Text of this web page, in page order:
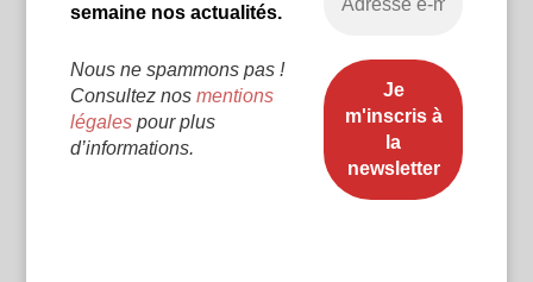
semaine nos actualités.
Nous ne spammons pas !
Consultez nos mentions
légalespour plus
d’informations.